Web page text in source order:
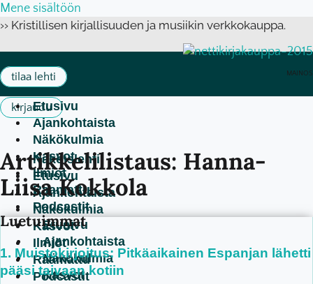
Mene sisältöön
›› Kristillisen kirjallisuuden ja musiikin verkkokauppa.
MAINOS
tilaa lehti
kirjauduEtusivu
Ajankohtaista
Näkökulmia
Kasvot
Ilmiöt
Raamattu
Podcastit
Etusivu
Ajankohtaista
Näkökulmia
Kasvot
Näköislehti
Etusivu
Ajankohtaista
Näkökulmia
Kasvot
Ilmiöt
Raamattu
Podcastit
Artikkelilistaus: Hanna-
Liisa Kokkola
Luetuimmat
Muistokirjoitus: Pitkäaikainen Espanjan lähetti
pääsi taivaan kotiin